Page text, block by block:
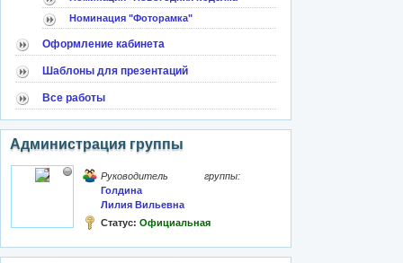
Номинация "Фоторамка"
Оформление кабинета
Шаблоны для презентаций
Все работы
Администрация группы
Руководитель группы:
Голдина
Лилия Вильевна
Статус: Официальная